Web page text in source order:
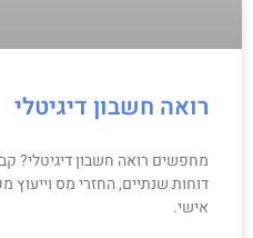
רואה חשבון דיגיטלי
מחפשים רואה חשבון דיגיטלי?
דוחות שנתיים, החזרי מס וייעוץ
אישי.